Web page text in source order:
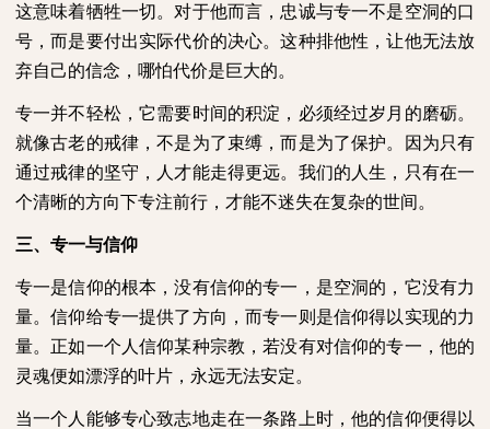
这意味着牺牲一切。对于他而言，忠诚与专一不是空洞的口
号，而是要付出实际代价的决心。这种排他性，让他无法放
弃自己的信念，哪怕代价是巨大的。
专一并不轻松，它需要时间的积淀，必须经过岁月的磨砺。
就像古老的戒律，不是为了束缚，而是为了保护。因为只有
通过戒律的坚守，人才能走得更远。我们的人生，只有在一
个清晰的方向下专注前行，才能不迷失在复杂的世间。
三、专一与信仰
专一是信仰的根本，没有信仰的专一，是空洞的，它没有力
量。信仰给专一提供了方向，而专一则是信仰得以实现的力
量。正如一个人信仰某种宗教，若没有对信仰的专一，他的
灵魂便如漂浮的叶片，永远无法安定。
当一个人能够专心致志地走在一条路上时，他的信仰便得以